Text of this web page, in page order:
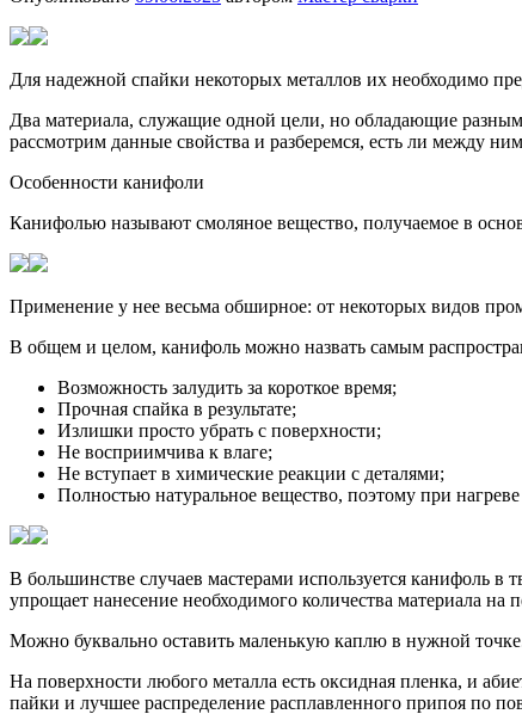
Для надежной спайки некоторых металлов их необходимо
Два материала, служащие одной цели, но обладающие
рассмотрим данные свойства и разберемся, есть ли между
Особенности канифоли
Канифолью называют смоляное вещество, получаемое в
Применение у нее весьма обширное: от некоторых видов
В общем и целом, канифоль можно назвать самым
Возможность залудить за короткое время;
Прочная спайка в результате;
Излишки просто убрать с поверхности;
Не восприимчива к влаге;
Не вступает в химические реакции с деталями;
Полностью натуральное вещество, поэтому при
В большинстве случаев мастерами используется канифоль
упрощает нанесение необходимого количества материала на
Можно буквально оставить маленькую каплю в нужной
На поверхности любого металла есть оксидная пленка, и
пайки и лучшее распределение расплавленного припоя по